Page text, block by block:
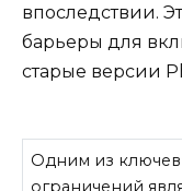
впоследствии.
барьеры для
старые версии
Одним из